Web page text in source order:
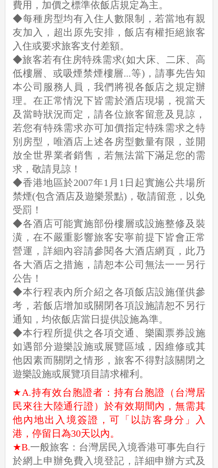
費用，加價之標準依飯店規定為主。
◆每種房型均有入住人數限制，若當地有親
友加入，超出原先安排，飯店有權拒絕旅客
入住或要求旅客支付差額。
◆旅客若有住房特殊需求(如大床、二床、高
低樓層、或吸煙禁煙樓層...等)，請事先告知
本公司服務人員，我們將視各飯店之規定辦
理。在正常情況下皆需於酒店現場，視當天
及當時狀況而定，請各位旅客留意及見諒，
若您有特殊需求亦可加價指定特殊需求之特
別房型，唯酒店上述各房型數量有限，並開
放全世界業者銷售，若無法當下滿足您的需
求，敬請見諒！
◆香港地區於2007年1月1日起實施公共場所
禁煙(包含酒店及遊樂景點)，敬請留意，以免
受罰！
◆各酒店可能實施部份樓層或設施整修及裝
潢，在不嚴重影響旅客安寧前提下皆會正常
營運，詳細內容請參閱各大酒店網頁，此乃
各大酒店之措施，請恕本公司無法一一另行
公告！
◆本行程表內所介紹之各項飯店設施僅供參
考，若飯店增加或關閉各項設施請恕不另行
通知，均依飯店當日提供設施為準。
◆本行程所提供之各項交通、樂園票券設施
如遇部分遊樂設施或展覽區域，因維修或其
他因素而關閉之情形，旅客不得對該關閉之
遊樂設施或展覽項目請求權利。
★A.持有效台胞證者：持有台胞證（台灣居
民來往大陸通行證）於有效期間內，無需其
他內地出入境簽證，可「以訪客身分」入
港，停留日為30天以內。
★B.一般旅客：台灣居民入境香港可事先自行
於網上申辦免費入境登記，詳細申辦方式及